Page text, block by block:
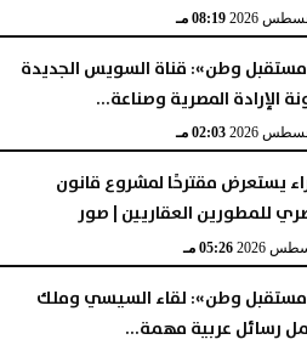
08:19 مـ
وطن»: قناة السويس الجديدة
الإرادة المصرية وصناعة...
02:03 مـ
يستعرض مقترحًا لمشروع قانون
للمطورين العقاريين | صور
05:26 مـ
وطن»: لقاء السيسي وملك
رسائل عربية مهمة...